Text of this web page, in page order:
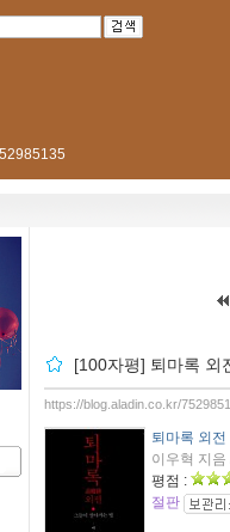
[100자평] 퇴마록 외
https://blog.aladin.co.kr/
퇴마록 외전
이우혁 지
평점 :
절판